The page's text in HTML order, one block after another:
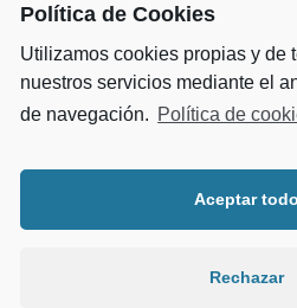
Política de Cookies
Utilizamos cookies propias y de
nuestros servicios mediante el
de navegación. Política de
Aceptar todo
Rechazar
Cookies